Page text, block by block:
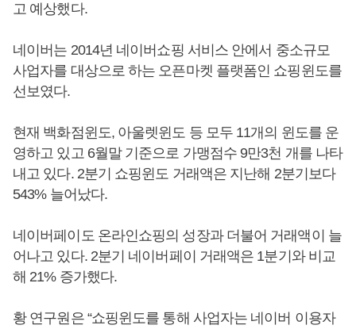
고 예상했다.
네이버는 2014년 네이버쇼핑 서비스 안에서 중소규모
사업자를 대상으로 하는 오픈마켓 플랫폼인 쇼핑윈도를
선보였다.
현재 백화점윈도, 아울렛윈도 등 모두 11개의 윈도를 운
영하고 있고 6월말 기준으로 가맹점수 9만3천 개를 나타
내고 있다. 2분기 쇼핑윈도 거래액은 지난해 2분기보다
543% 늘어났다.
네이버페이도 온라인쇼핑의 성장과 더불어 거래액이 늘
어나고 있다. 2분기 네이버페이 거래액은 1분기와 비교
해 21% 증가했다.
황 연구원은 “쇼핑윈도를 통해 사업자는 네이버 이용자